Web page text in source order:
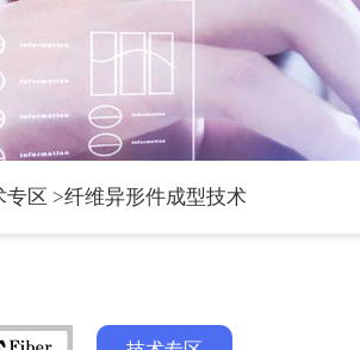
专区 >纤维异形件成型技术